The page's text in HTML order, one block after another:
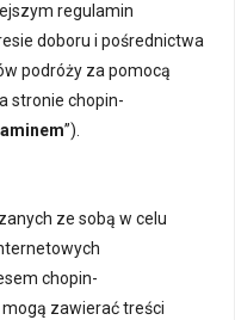
regulamin
doboru i pośrednictwa
podróży za pomocą
stronie chopin-
”).
ze sobą w celu
chopin-
zawierać treści